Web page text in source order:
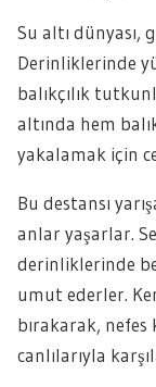
Su altı dünyası,
Derinliklerinde
balıkçılık
altında hem
yakalamak için
Bu destansı
anlar yaşarlar.
derinliklerinde
umut ederler.
bırakarak,
canlılarıyla